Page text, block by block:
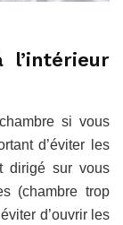
l’intérieur
si vous
d’éviter les
dirigé sur vous
(chambre trop
d’ouvrir les